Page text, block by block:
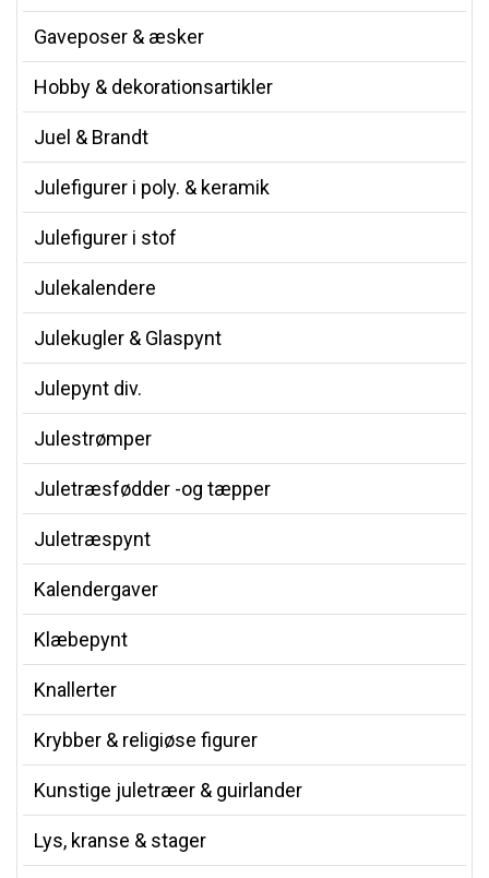
Gaveposer & æsker
Hobby & dekorationsartikler
Juel & Brandt
Julefigurer i poly. & keramik
Julefigurer i stof
Julekalendere
Julekugler & Glaspynt
Julepynt div.
Julestrømper
Juletræsfødder -og tæpper
Juletræspynt
Kalendergaver
Klæbepynt
Knallerter
Krybber & religiøse figurer
Kunstige juletræer & guirlander
Lys, kranse & stager